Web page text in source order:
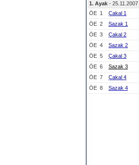
1. Ayak - 25.11.2007
ÖE 1
Çakal 1
ÖE 2
Sazak 1
ÖE 3
Çakal 2
ÖE 4
Sazak 2
ÖE 5
Çakal 3
ÖE 6
Sazak 3
ÖE 7
Çakal 4
ÖE 8 Sazak 4